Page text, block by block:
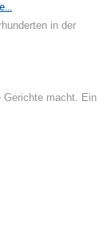
in der
Gerichte macht. Ein